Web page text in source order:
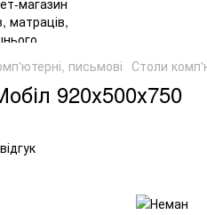
письмові Столи
920х500х750